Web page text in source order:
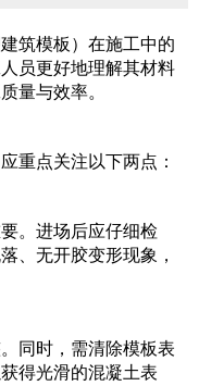
建筑模板）在施工中的
员更好地理解其材料
量与效率。
重点关注以下两点：
。进场后应仔细检
、无开胶变形现象，
同时，需清除模板表
得光滑的混凝土表